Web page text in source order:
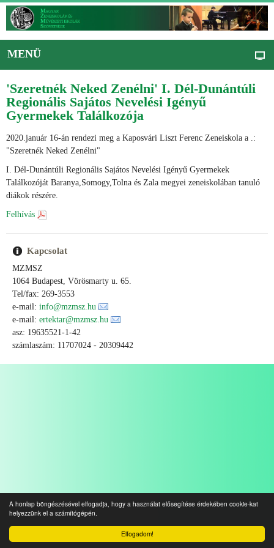
Elfogadom!
A honlap böngészésével elfogadja, hogy a használat elősegítése érdekében cookie-kat
helyezzünk el a számítógépén.
MENÜ
'Szeretnék Neked Zenélni' I. Dél-Dunántúli
Regionális Sajátos Nevelési Igényű
Gyermekek Találkozója
2020.január 16-án rendezi meg a Kaposvári Liszt Ferenc Zeneiskola a .:
"Szeretnék Neked Zenélni"
I. Dél-Dunántúli Regionális Sajátos Nevelési Igényű Gyermekek
Találkozóját Baranya,Somogy,Tolna és Zala megyei zeneiskolában tanuló
diákok részére.
Felhívás
Kapcsolat
MZMSZ
1064 Budapest, Vörösmarty u. 65.
Tel/fax: 269-3553
e-mail: info@mzmsz.hu
e-mail: ertektar@mzmsz.hu
asz: 19635521-1-42
számlaszám: 11707024 - 20309442